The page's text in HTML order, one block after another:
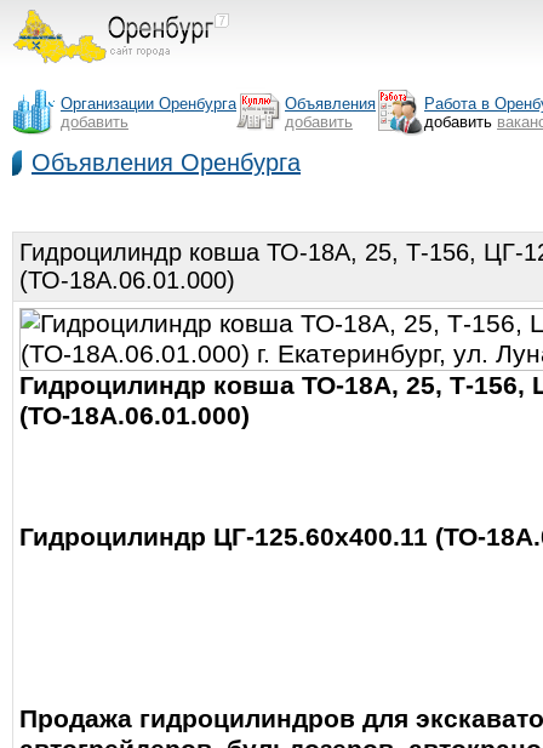
Организации Оренбурга
добавить
Объявления
добавить
Работа в
добавить
Объявления Оренбурга
Гидроцилиндр ковша ТО-18А, 25, Т-156, ЦГ-
(ТО-18А.06.01.000)
Гидроцилиндр ковша ТО-18А, 25, Т-156,
(ТО-18А.06.01.000)
Гидроцилиндр ЦГ-125.60х400.11 (ТО-
Продажа гидроцилиндров для